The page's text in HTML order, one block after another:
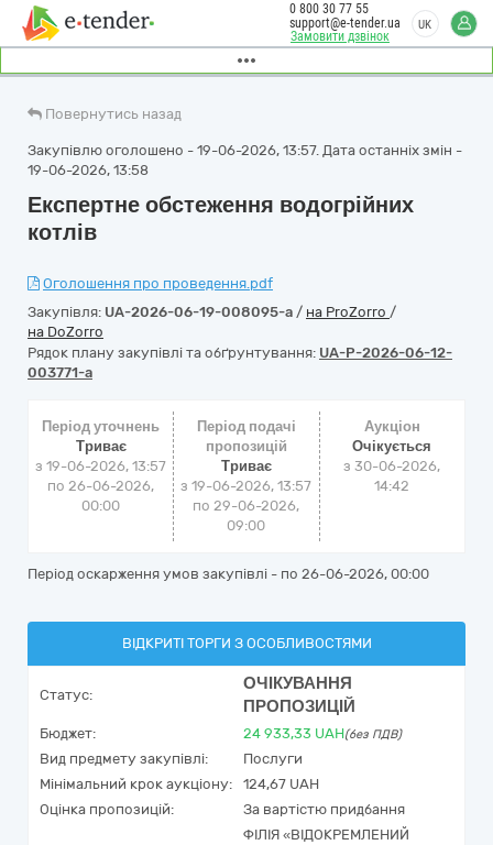
Замовити дзвінок
0 800 30 77 55
support@e-tender.ua
UK
Повернутись назад
Закупівлю оголошено - 19-06-2026, 13:57. Дата останніх змін -
19-06-2026, 13:58
Експертне обстеження водогрійних
котлів
Оголошення про проведення.pdf
Закупівля: UA-2026-06-19-008095-a / на ProZorro /
на DoZorro
Рядок плану закупівлі та обґрунтування: UA-P-2026-06-12-
003771-a
Період уточнень
Триває
з 19-06-2026, 13:57
по 26-06-2026,
00:00
Період подачі
пропозицій
Триває
з 19-06-2026, 13:57
по 29-06-2026,
09:00
Аукціон
Очікується
з30-06-2026,
14:42
Період оскарження умов закупівлі - по 26-06-2026, 00:00
ВІДКРИТІ ТОРГИ З ОСОБЛИВОСТЯМИ
Статус:
ОЧІКУВАННЯ
ПРОПОЗИЦІЙ
Бюджет: 24 933,33 UAH(без ПДВ)
Вид предмету закупівлі:
Послуги
Мінімальний крок аукціону:
124,67 UAH
Оцінка пропозицій:
За вартістю придбання
ФІЛІЯ «ВІДОКРЕМЛЕНИЙ